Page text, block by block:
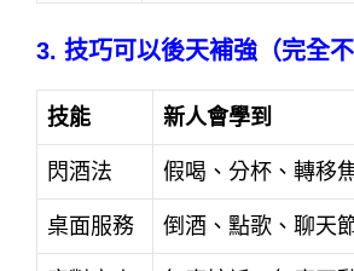
3. 技巧可以後天補強（完全不
技能 新人會學到
閃酒法 假喝、分杯、轉移
桌面服務 倒酒、點歌、聊天